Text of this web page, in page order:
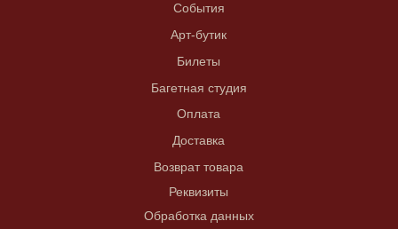
События
Арт-бутик
Билеты
Багетная студия
Оплата
Доставка
Возврат товара
Реквизиты
Обработка данных